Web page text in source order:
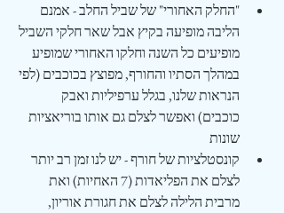
"החלק האחורי" של שביל החלב - אמנם
הליבה מופיעה בקיץ אבל שאר חלקי השביל
מופיעים כל השנה וחלקו האחורי שמופיע
במהלך הסתיו והחורף, מפוצץ בכוכבים (לפי
הנראות שלנו, בגלל ערפיליות ואבק
כוכבים) ואפשר לצלם גם אותו בוריאציות
שונות
קונסטלציות של חורף - יש לנו זמן רב יותר
לצלם את הפליאדות (7 האחיות) ואת
מרבית הלילה לצלם את חגורת אוריון,